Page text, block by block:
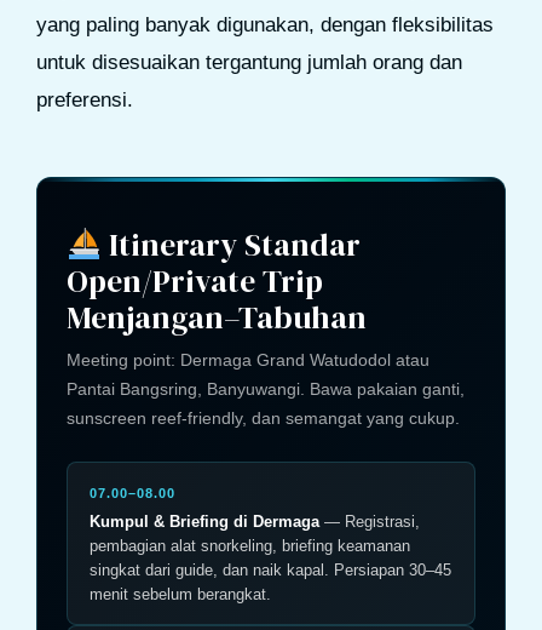
yang paling banyak digunakan, dengan fleksibilitas
untuk disesuaikan tergantung jumlah orang dan
preferensi.
Itinerary Standar
Open/Private Trip
Menjangan–Tabuhan
Meeting point: Dermaga Grand Watudodol atau
Pantai Bangsring, Banyuwangi. Bawa pakaian ganti,
sunscreen reef-friendly, dan semangat yang cukup.
07.00–08.00
Kumpul & Briefing di Dermaga— Registrasi,
pembagian alat snorkeling, briefing keamanan
singkat dari guide, dan naik kapal. Persiapan 30–45
menit sebelum berangkat.